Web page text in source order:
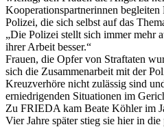
Kooperationspartnerinnen begleiten
Polizei, die sich selbst auf das
„Die Polizei stellt sich immer mehr
ihrer Arbeit besser.“
Frauen, die Opfer von Straftaten
sich die Zusammenarbeit mit der
Kreuzverhöre nicht zulässig sind
erniedrigenden Situationen im
Zu FRIEDA kam Beate Köhler im
Vier Jahre später stieg sie hier in